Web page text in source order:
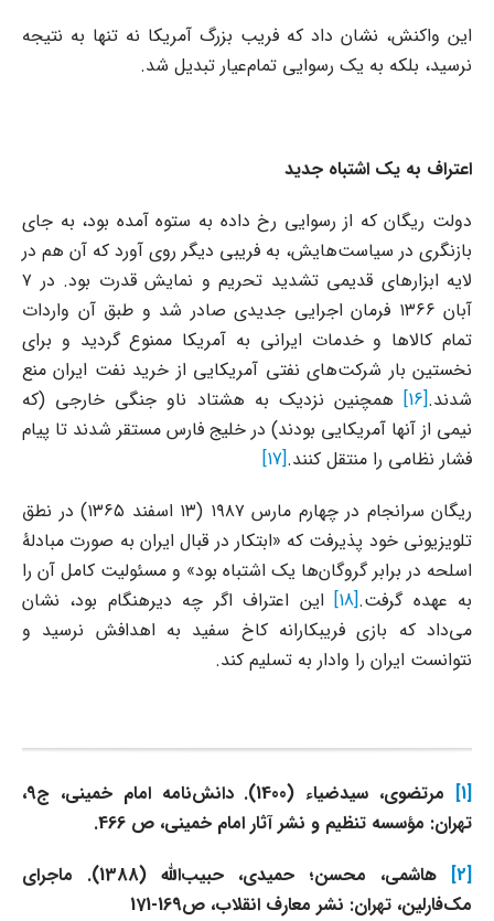
این واکنش، نشان داد که فریب بزرگ آمریکا نه تنها به نتیجه
نرسید، بلکه به یک رسوایی تمام‌عیار تبدیل شد.
اعتراف به یک اشتباه جدید
دولت ریگان که از رسوایی رخ داده به ستوه آمده بود، به جای
بازنگری در سیاست‌هایش، به فریبی دیگر روی آورد که آن هم در
لایه ابزارهای قدیمی تشدید تحریم و نمایش قدرت بود. در ۷
آبان ۱۳۶۶ فرمان اجرایی جدیدی صادر شد و طبق آن واردات
تمام کالاها و خدمات ایرانی به آمریکا ممنوع گردید و برای
نخستین بار شرکت‌های نفتی آمریکایی از خرید نفت ایران منع
شدند.[16]
همچنین نزدیک به هشتاد ناو جنگی خارجی (که
نیمی از آنها آمریکایی بودند) در خلیج فارس مستقر شدند تا پیام
فشار نظامی را منتقل کنند.[17]
ریگان سرانجام در چهارم مارس ۱۹۸۷ (۱۳ اسفند ۱۳۶۵) در نطق
تلویزیونی خود پذیرفت که «ابتکار در قبال ایران به صورت مبادلۀ
اسلحه در برابر گروگان‌ها یک اشتباه بود» و مسئولیت کامل آن را
به عهده گرفت.[18]
این اعتراف اگر چه دیرهنگام بود، نشان
می‌داد که بازی فریبکارانه کاخ سفید به اهدافش نرسید و
نتوانست ایران را وادار به تسلیم کند.
[1]
مرتضوی، سیدضیاء (1400). دانش‌نامه امام خمینی، ج9،
تهران: مؤسسه تنظیم و نشر آثار امام خمینی، ص 466.
[2]
هاشمی، محسن؛ حمیدی، حبیب‌الله (1388). ماجرای
مک‌فارلین، تهران: نشر معارف انقلاب، ص169-171